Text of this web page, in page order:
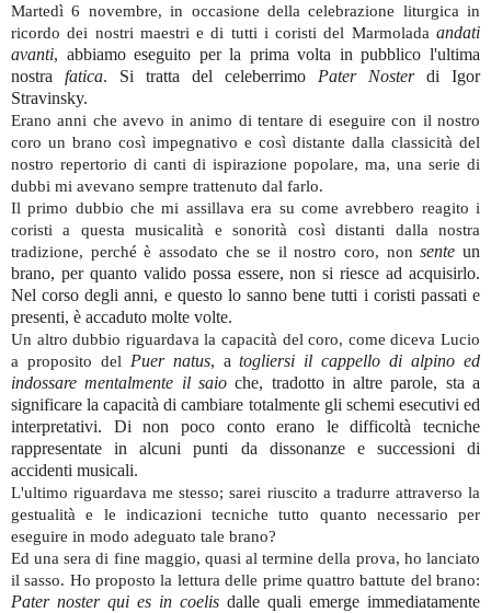
Martedì 6 novembre, in occasione della celebrazione liturgica in
ricordo dei nostri maestri e di tutti i coristi del Marmolada andati
avanti, abbiamo eseguito per la prima volta in pubblico l'ultima
nostra fatica. Si tratta del celeberrimo Pater Nosterdi Igor
Stravinsky.
Erano anni che avevo in animo di tentare di eseguire con il nostro
coro un brano così impegnativo e così distante dalla classicità del
nostro repertorio di canti di ispirazione popolare, ma, una serie di
dubbi mi avevano sempre trattenuto dal farlo.
Il primo dubbio che mi assillava era su come avrebbero reagito i
coristi a questa musicalità e sonorità così distanti dalla nostra
tradizione, perché è assodato che se il nostro coro, nonsente un
brano, per quanto valido possa essere, non si riesce ad acquisirlo.
Nel corso degli anni, e questo lo sanno bene tutti i coristi passati e
presenti, è accaduto molte volte.
Un altro dubbio riguardava la capacità del coro, come diceva Lucio
a proposito del Puer natus, atogliersi il cappello di alpino ed
indossare mentalmente il saioche, tradotto in altre parole, sta a
significare la capacità di cambiare totalmente gli schemi esecutivi ed
interpretativi. Di non poco conto erano le difficoltà tecniche
rappresentate in alcuni punti da dissonanze e successioni di
accidenti musicali.
L'ultimo riguardava me stesso; sarei riuscito a tradurre attraverso la
gestualità e le indicazioni tecniche tutto quanto necessario per
eseguire in modo adeguato tale brano?
Ed una sera di fine maggio, quasi al termine della prova, ho lanciato
il sasso. Ho proposto la lettura delle prime quattro battute del brano:
Pater noster qui es in coelis dalle quali emerge immediatamente